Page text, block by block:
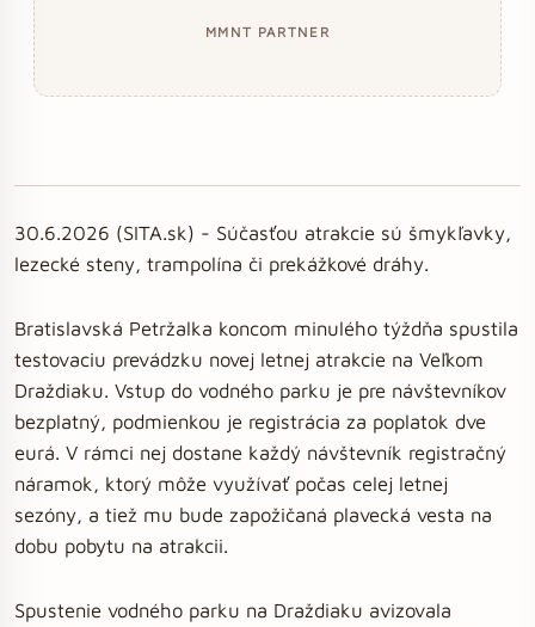
MMNT PARTNER
30.6.2026 (SITA.sk) - Súčasťou atrakcie sú šmykľavky,
lezecké steny, trampolína či prekážkové dráhy.
Bratislavská Petržalka koncom minulého týždňa spustila
testovaciu prevádzku novej letnej atrakcie na Veľkom
Draždiaku. Vstup do vodného parku je pre návštevníkov
bezplatný, podmienkou je registrácia za poplatok dve
eurá. V rámci nej dostane každý návštevník registračný
náramok, ktorý môže využívať počas celej letnej
sezóny, a tiež mu bude zapožičaná plavecká vesta na
dobu pobytu na atrakcii.
Spustenie vodného parku na Draždiaku avizovala